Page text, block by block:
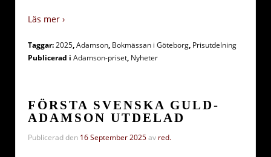
Läs mer ›
Taggar:2025,Adamson, Bokmässan i Göteborg, Prisutdelning
Publicerad i Adamson-priset, Nyheter
FÖRSTA SVENSKA GULD-
ADAMSON UTDELAD
Publicerad den 16 September 2025av red.